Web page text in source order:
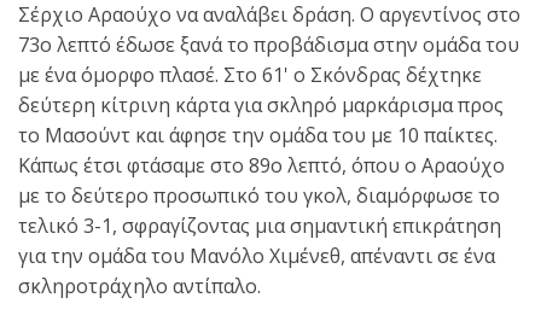
Σέρχιο Αραούχο να αναλάβει δράση. Ο αργεντίνος στο
73ο λεπτό έδωσε ξανά το προβάδισμα στην ομάδα του
με ένα όμορφο πλασέ. Στο 61' ο Σκόνδρας δέχτηκε
δεύτερη κίτρινη κάρτα για σκληρό μαρκάρισμα προς
το Μασούντ και άφησε την ομάδα του με 10 παίκτες.
Κάπως έτσι φτάσαμε στο 89ο λεπτό, όπου ο Αραούχο
με το δεύτερο προσωπικό του γκολ, διαμόρφωσε το
τελικό 3-1, σφραγίζοντας μια σημαντική επικράτηση
για την ομάδα του Μανόλο Χιμένεθ, απέναντι σε ένα
σκληροτράχηλο αντίπαλο.